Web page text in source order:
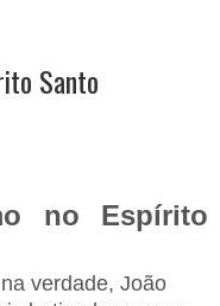
Santo
no Espírito
verdade, João